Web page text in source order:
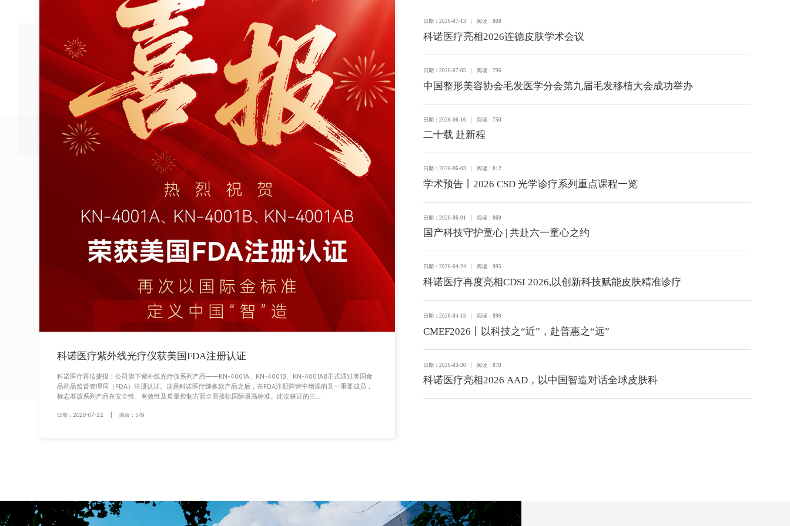
科诺医疗紫外线光疗仪获美国FDA注册认证
科诺医疗再传捷报！公司旗下紫外线光疗仪系列产品——KN-4001A、KN-4001B、KN-4001AB正式通过美国食
品药品监督管理局（FDA）注册认证。这是科诺医疗继多款产品之后，在FDA注册阵营中增添的又一重要成员，
标志着该系列产品在安全性、有效性及质量控制方面全面接轨国际最高标准。此次获证的三...
日期：2026-07-22 | 阅读：579
日期：2026-07-13 | 阅读：808
科诺医疗亮相2026连德皮肤学术会议
日期：2026-07-05 | 阅读：796
中国整形美容协会毛发医学分会第九届毛发移植大会成功举办
日期：2026-06-16 | 阅读：750
二十载 赴新程
日期：2026-06-03 | 阅读：812
学术预告丨2026 CSD 光学诊疗系列重点课程一览
日期：2026-06-01 | 阅读：869
国产科技守护童心 | 共赴六一童心之约
日期：2026-04-24 | 阅读：995
科诺医疗再度亮相CDSI 2026,以创新科技赋能皮肤精准诊疗
日期：2026-04-15 | 阅读：890
CMEF2026丨以科技之“近”，赴普惠之“远”
日期：2026-03-30 | 阅读：870
科诺医疗亮相2026 AAD，以中国智造对话全球皮肤科